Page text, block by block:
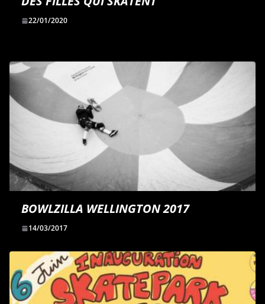
22/01/2020
BOWLZILLA WELLINGTON 2017
14/03/2017